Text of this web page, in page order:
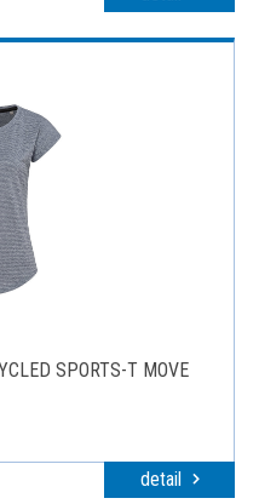
SPORTS-T MOVE
detail